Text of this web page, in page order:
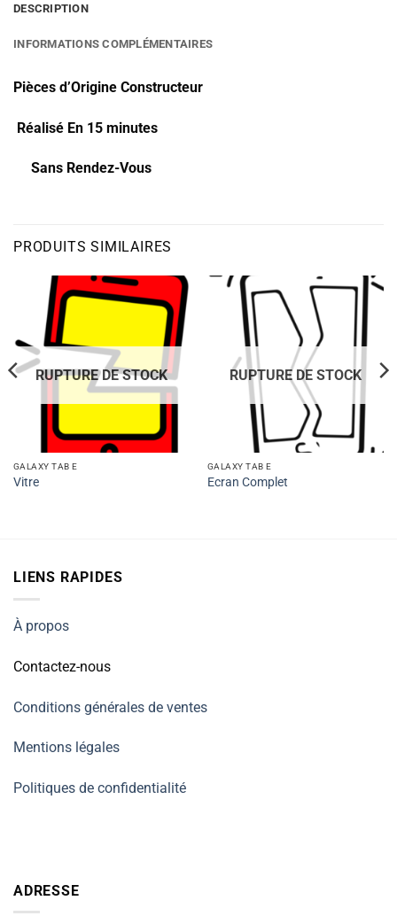
DESCRIPTION
INFORMATIONS COMPLÉMENTAIRES
Pièces d’Origine Constructeur
Réalisé En 15 minutes
Sans Rendez-Vous
PRODUITS SIMILAIRES
RUPTURE DE STOCK
GALAXY TAB E
Vitre
RUPTURE DE STOCK
GALAXY TAB E
Ecran Complet
LIENS RAPIDES
À propos
Contactez-nous
Conditions générales de ventes
Mentions légales
Politiques de confidentialité
ADRESSE